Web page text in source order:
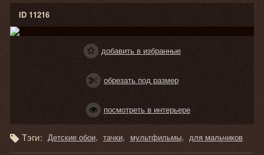
ID 11216
добавить в избранные
обрезать под размер
посмотреть в интерьере
Тэги: Детские обои тачки мультфильмы для мальчиков